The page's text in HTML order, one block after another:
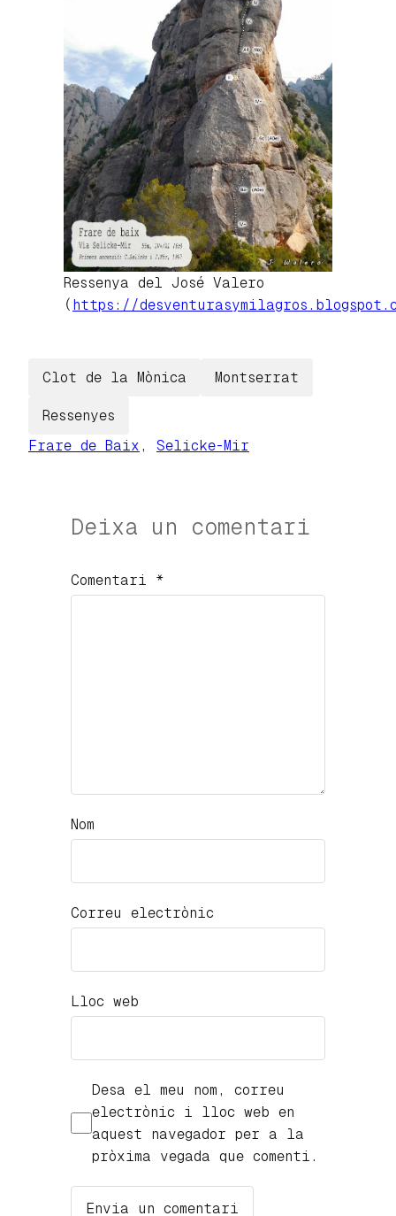
Ressenya del José Valero
( https://
Clot de la Mònica Montserrat
Ressenyes
Frare de Baix , Selicke-Mir
Deixa un comentari
Comentari *
Nom
Correu electrònic
Lloc web
Desa el meu nom, correu
electrònic i lloc web en
aquest navegador per a la
pròxima vegada que comenti.